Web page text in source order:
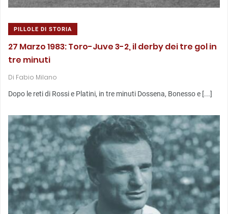
PILLOLE DI STORIA
27 Marzo 1983: Toro-Juve 3-2, il derby dei tre gol in
tre minuti
Di Fabio Milano
Dopo le reti di Rossi e Platini, in tre minuti Dossena, Bonesso e [...]